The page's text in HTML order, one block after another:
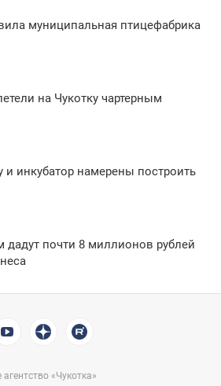
муниципальная птицефабрика
на Чукотку чартерным
и инкубатор намерены построить
дадут почти 8 миллионов рублей
«Чукотка»